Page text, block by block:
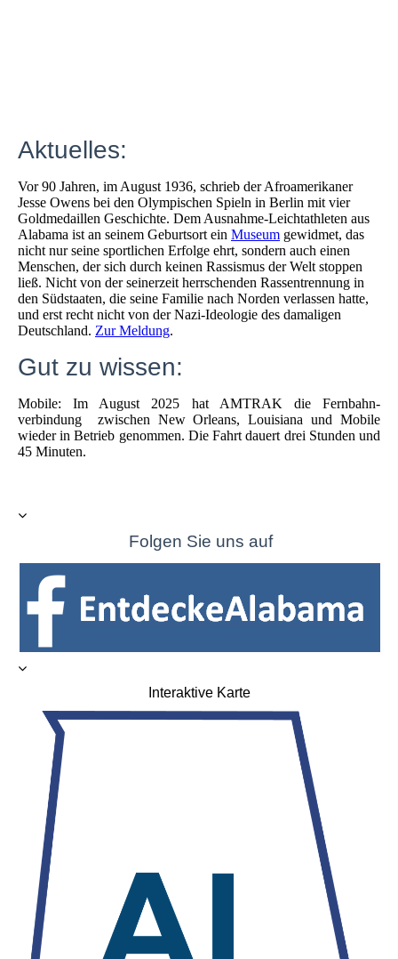
Aktuelles:
Vor 90 Jahren, im August 1936, schrieb der Afroamerikaner
Jesse Owens bei den Olympischen Spieln in Berlin mit vier
Goldmedaillen Geschichte. Dem Ausnahme-Leichtathleten aus
Alabama ist an seinem Geburtsort ein Museum gewidmet, das
nicht nur seine sportlichen Erfolge ehrt, sondern auch einen
Menschen, der sich durch keinen Rassismus der Welt stoppen
ließ. Nicht von der seinerzeit herrschenden Rassentrennung in
den Südstaaten, die seine Familie nach Norden verlassen hatte,
und erst recht nicht von der Nazi-Ideologie des damaligen
Deutschland. Zur Meldung.
Gut zu wissen:
Mobile: Im August 2025 hat AMTRAK die Fernbahn-
verbindung zwischen New Orleans, Louisiana und Mobile
wieder in Betrieb genommen. Die Fahrt dauert drei Stunden und
45 Minuten.
Folgen Sie uns auf
Interaktive Karte